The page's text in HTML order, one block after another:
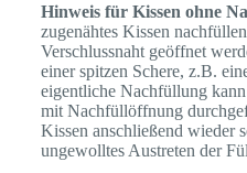
Hinweis für Kissen ohne
zugenähtes Kissen
Verschlussnaht geöffnet
einer spitzen Schere, z.B.
eigentliche Nachfüllung
mit Nachfüllöffnung
Kissen anschließend wieder
ungewolltes Austreten der